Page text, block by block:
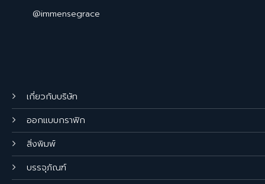
เกี่ยวกับบริษัท
ออกแบบกราฟิก
สิ่งพิมพ์
บรรจุภัณฑ์
@immensegrace